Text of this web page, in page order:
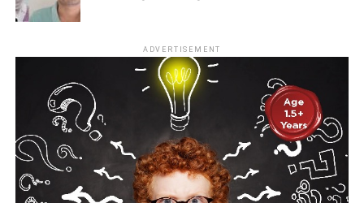
आधिकारिक पोर्टल पर जाएं:
नया पंजीकरण (Registration):यदि आपने पहले कभी
DSSSB पोर्टल पर आवेदन नहीं किया है, तो ‘Click for New
Registration’ पर क्लिक करें और अपनी बुनियादी जानकारियां
(नाम, जन्मतिथि, कक्षा 10वीं का रोल नंबर आदि) भरकर यूजर
आईडी और पासवर्ड बनाएं।
लॉगिन करें: पंजीकृत यूजर आईडी और पासवर्ड की मदद से पोर्टल
पर लॉगिन करें।
ADVERTISEMENT